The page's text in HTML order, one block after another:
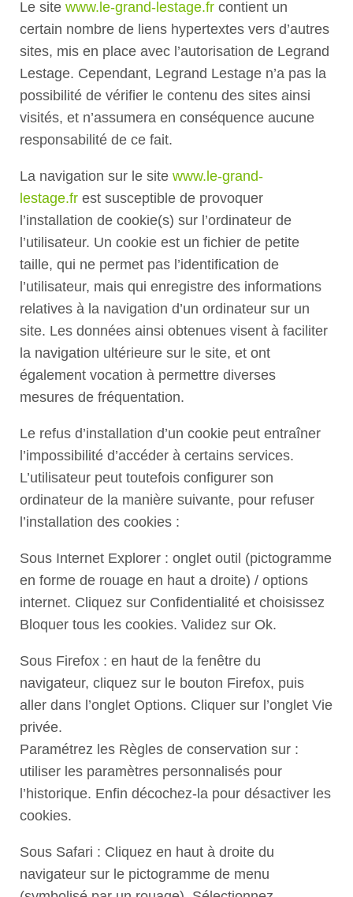
Le site www.le-grand-lestage.fr contient un
certain nombre de liens hypertextes vers d’autres
sites, mis en place avec l’autorisation de Legrand
Lestage. Cependant, Legrand Lestage n’a pas la
possibilité de vérifier le contenu des sites ainsi
visités, et n’assumera en conséquence aucune
responsabilité de ce fait.
La navigation sur le site www.le-grand-
lestage.fr est susceptible de provoquer
l’installation de cookie(s) sur l’ordinateur de
l’utilisateur. Un cookie est un fichier de petite
taille, qui ne permet pas l’identification de
l’utilisateur, mais qui enregistre des informations
relatives à la navigation d’un ordinateur sur un
site. Les données ainsi obtenues visent à faciliter
la navigation ultérieure sur le site, et ont
également vocation à permettre diverses
mesures de fréquentation.
Le refus d’installation d’un cookie peut entraîner
l’impossibilité d’accéder à certains services.
L’utilisateur peut toutefois configurer son
ordinateur de la manière suivante, pour refuser
l’installation des cookies :
Sous Internet Explorer : onglet outil (pictogramme
en forme de rouage en haut a droite) / options
internet. Cliquez sur Confidentialité et choisissez
Bloquer tous les cookies. Validez sur Ok.
Sous Firefox : en haut de la fenêtre du
navigateur, cliquez sur le bouton Firefox, puis
aller dans l’onglet Options. Cliquer sur l’onglet Vie
privée.
Paramétrez les Règles de conservation sur :
utiliser les paramètres personnalisés pour
l’historique. Enfin décochez-la pour désactiver les
cookies.
Sous Safari : Cliquez en haut à droite du
navigateur sur le pictogramme de menu